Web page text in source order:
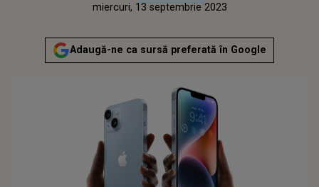
marți, 13 septembrie 2022
Actualizat:
miercuri, 13 septembrie 2023
Adaugă-ne ca sursă preferată în Google